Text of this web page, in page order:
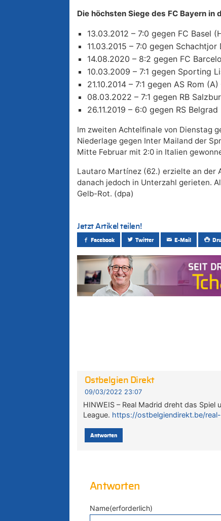
Die höchsten Siege des FC Bayern in
13.03.2012 – 7:0 gegen FC Basel
11.03.2015 – 7:0 gegen
14.08.2020 – 8:2 gegen FC
10.03.2009 – 7:1 gegen Sporting
21.10.2014 – 7:1 gegen AS Rom
08.03.2022 – 7:1 gegen RB
26.11.2019 – 6:0 gegen RS
Im zweiten Achtelfinale von Dienstag
Niederlage gegen Inter Mailand der
Mitte Februar mit 2:0 in Italien
Lautaro Martínez (62.) erzielte an der
danach jedoch in Unterzahl gerieten.
Gelb-Rot. (dpa)
Jetzt Artikel teilen!
Facebook Twitter E-Mail
Ostbelgien Direkt
09/03/2022 23:07
HINWEIS – Real Madrid dreht das
League. https://ostbelgiendirekt.be/
Antworten
Antworten
Name(erforderlich)